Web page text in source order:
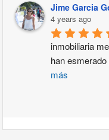
Jime Garcia
4 years ago
inmobiliaria
han
más